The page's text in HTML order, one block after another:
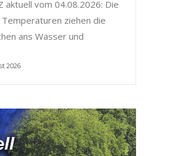
aktuell vom 04.08.2026: Die
Temperaturen ziehen die
ans Wasser und
2026